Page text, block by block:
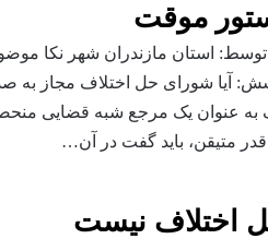
موقت
برگزاری: ۱۳۹۷/۱۰/۲۰ برگزار شده توسط: استان مازندران شهر نکا
آیا شورای حل اختلاف مجاز به
عنوان یک مرجع شبه قضایی
قدر متیقن، باید گفت در آن…
اختلاف نیست